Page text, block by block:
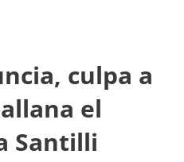
culpa a
el
Santilli